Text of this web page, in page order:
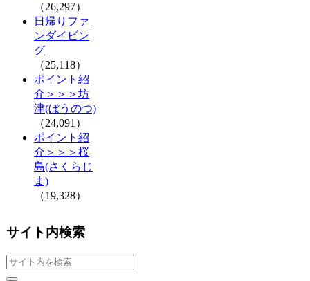
（26,297）
日帰りファ
ンダイビン
グ
（25,118）
ポイント紹
介＞＞＞坊
津(ぼうのつ)
（24,091）
ポイント紹
介＞＞＞桜
島(さくらじ
ま)
（19,328）
サイト内検索